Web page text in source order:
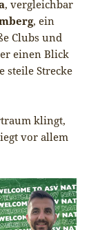
, vergleichbar
, ein
Clubs und
einen Blick
steile Strecke
klingt,
vor allem